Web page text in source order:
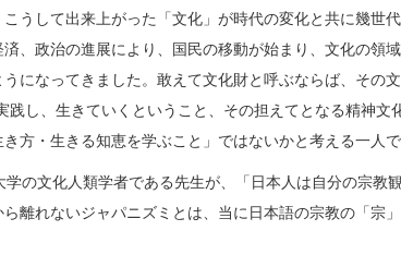
うして出来上がった「文化」が時代の変化と共に幾世
、政治の進展により、国民の移動が始まり、文化の領
になってきました。敢えて文化財と呼ぶならば、その
し、生きていくということ、その担えてとなる精神文
方・生きる知恵を学ぶこと」ではないかと考える一人で
文化人類学者である先生が、「日本人は自分の宗教
離れないジャパニズミとは、当に日本語の宗教の「宗